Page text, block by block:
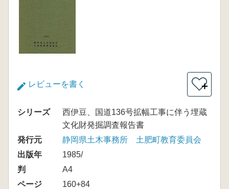
レビューを書く ＋
シリーズ
西伊豆、国道136号拡幅工事に伴う埋蔵
文化財発掘調査報告書
発行元
静岡県土木事務所 土肥町教育委員会
出版年
1985/
判
A4
ページ
160+84